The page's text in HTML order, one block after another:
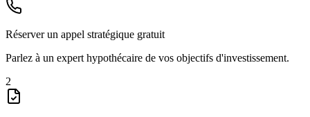
Réserver un appel stratégique gratuit
Parlez à un expert hypothécaire de vos objectifs d'investissement.
2